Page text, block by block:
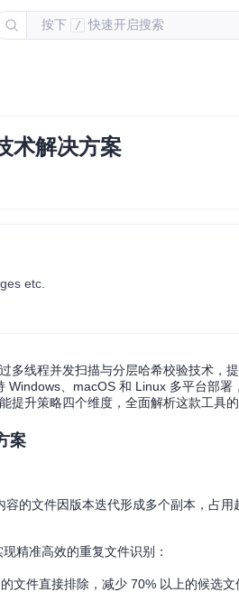
按下 / 快速开启搜索
术解决方案
etc.
线程并发扫描与分层哈希校验技术，
、macOS 和 Linux 多平台部
升策略四个维度，全面解析这款工具的
案
的文件因版本迭代形成多个副本，占
精准高效的重复文件识别：
文件直接排除，减少 70% 以上的候选文